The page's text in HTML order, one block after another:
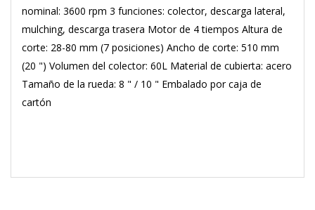
nominal: 3600 rpm 3 funciones: colector, descarga lateral,
mulching, descarga trasera Motor de 4 tiempos Altura de
corte: 28-80 mm (7 posiciones) Ancho de corte: 510 mm
(20 ") Volumen del colector: 60L Material de cubierta: acero
Tamaño de la rueda: 8 " / 10 " Embalado por caja de
cartón